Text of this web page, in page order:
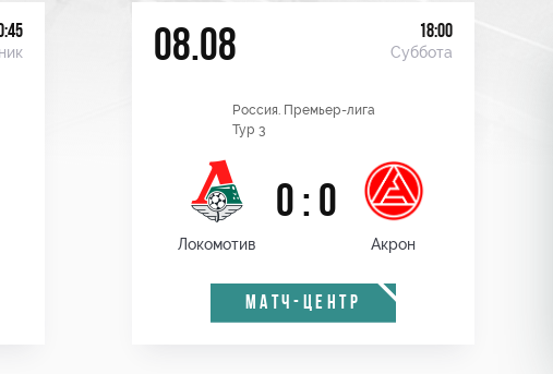
08.08 18:00
Суббота
Россия. Премьер-лига
Тур 3
Локомотив
0 : 0
Акрон
МАТЧ-ЦЕНТР